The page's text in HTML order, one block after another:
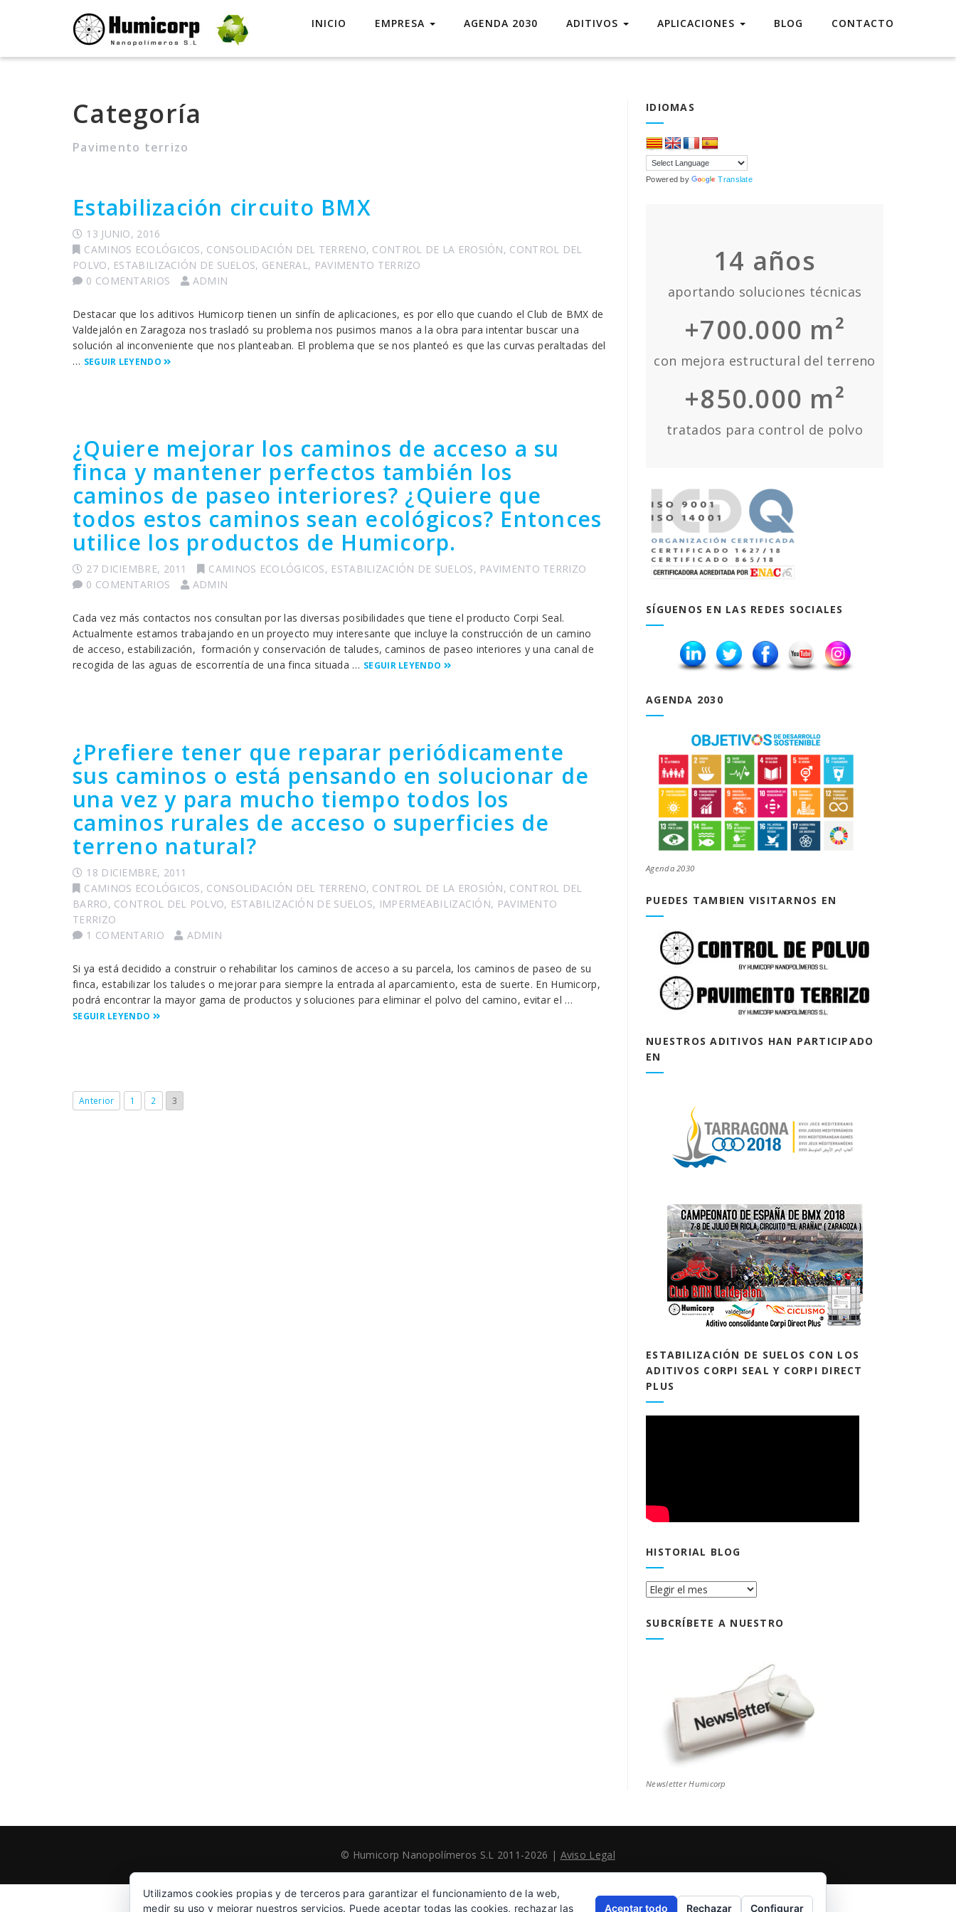
INICIO EMPRESA AGENDA 2030 ADITIVOS APLICACIONES BLOG CONTACTO
Categoría
Pavimento terrizo
Estabilización circuito BMX
13 JUNIO, 2016
CAMINOS ECOLÓGICOS, CONSOLIDACIÓN DEL TERRENO, CONTROL DE LA EROSIÓN, CONTROL DEL
POLVO, ESTABILIZACIÓN DE SUELOS, GENERAL, PAVIMENTO TERRIZO
0 COMENTARIOS
ADMIN
Destacar que los aditivos Humicorp tienen un sinfín de aplicaciones, es por ello que cuando el Club de BMX de
Valdejalón en Zaragoza nos trasladó su problema nos pusimos manos a la obra para intentar buscar una
solución al inconveniente que nos planteaban. El problema que se nos planteó es que las curvas peraltadas del
… SEGUIR LEYENDO
¿Quiere mejorar los caminos de acceso a su
finca y mantener perfectos también los
caminos de paseo interiores? ¿Quiere que
todos estos caminos sean ecológicos? Entonces
utilice los productos de Humicorp.
27 DICIEMBRE, 2011 CAMINOS ECOLÓGICOS, ESTABILIZACIÓN DE SUELOS, PAVIMENTO TERRIZO
0 COMENTARIOS
ADMIN
Cada vez más contactos nos consultan por las diversas posibilidades que tiene el producto Corpi Seal.
Actualmente estamos trabajando en un proyecto muy interesante que incluye la construcción de un camino
de acceso, estabilización, formación y conservación de taludes, caminos de paseo interiores y una canal de
recogida de las aguas de escorrentía de una finca situada … SEGUIR LEYENDO
¿Prefiere tener que reparar periódicamente
sus caminos o está pensando en solucionar de
una vez y para mucho tiempo todos los
caminos rurales de acceso o superficies de
terreno natural?
18 DICIEMBRE, 2011
CAMINOS ECOLÓGICOS, CONSOLIDACIÓN DEL TERRENO, CONTROL DE LA EROSIÓN, CONTROL DEL
BARRO, CONTROL DEL POLVO, ESTABILIZACIÓN DE SUELOS, IMPERMEABILIZACIÓN, PAVIMENTO
TERRIZO
1 COMENTARIO
ADMIN
Si ya está decidido a construir o rehabilitar los caminos de acceso a su parcela, los caminos de paseo de su
finca, estabilizar los taludes o mejorar para siempre la entrada al aparcamiento, esta de suerte. En Humicorp,
podrá encontrar la mayor gama de productos y soluciones para eliminar el polvo del camino, evitar el …
SEGUIR LEYENDO
Anterior 1 2 3
IDIOMAS
Powered by Translate
14 años
aportando soluciones técnicas
+700.000 m²
con mejora estructural del terreno
+850.000 m²
tratados para control de polvo
SÍGUENOS EN LAS REDES SOCIALES
AGENDA 2030
Agenda 2030
PUEDES TAMBIEN VISITARNOS EN
NUESTROS ADITIVOS HAN PARTICIPADO
EN
ESTABILIZACIÓN DE SUELOS CON LOS
ADITIVOS CORPI SEAL Y CORPI DIRECT
PLUS
HISTORIAL BLOG
Historial
SUBCRÍBETE A NUESTRO
Newsletter Humicorp
© Humicorp Nanopolímeros S.L 2011-2026 | Aviso Legal
Utilizamos cookies propias y de terceros para garantizar el funcionamiento de la web,
medir su uso y mejorar nuestros servicios. Puede aceptar todas las cookies, rechazar las
Aceptar todo Rechazar Configurar